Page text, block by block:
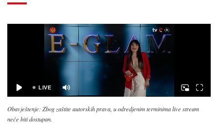
Obavještenje: Zbog zaštite autorskih prava, u odredjenim terminima live stream
neće biti dostupan.